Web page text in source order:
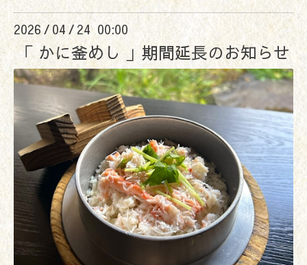
2026 / 04 / 24 00:00
「 かに釜めし 」期間延長のお知らせ